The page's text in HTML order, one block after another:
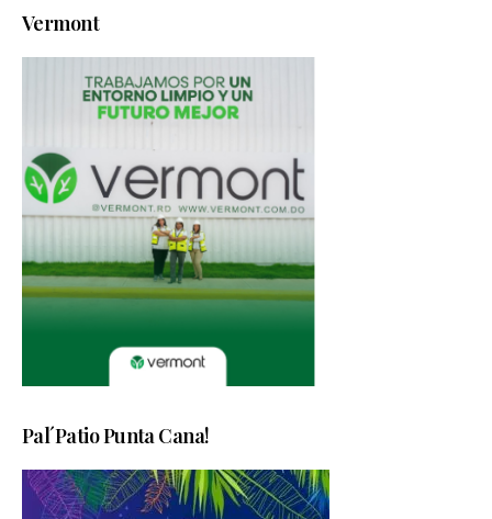
Vermont
Pal´Patio Punta Cana!